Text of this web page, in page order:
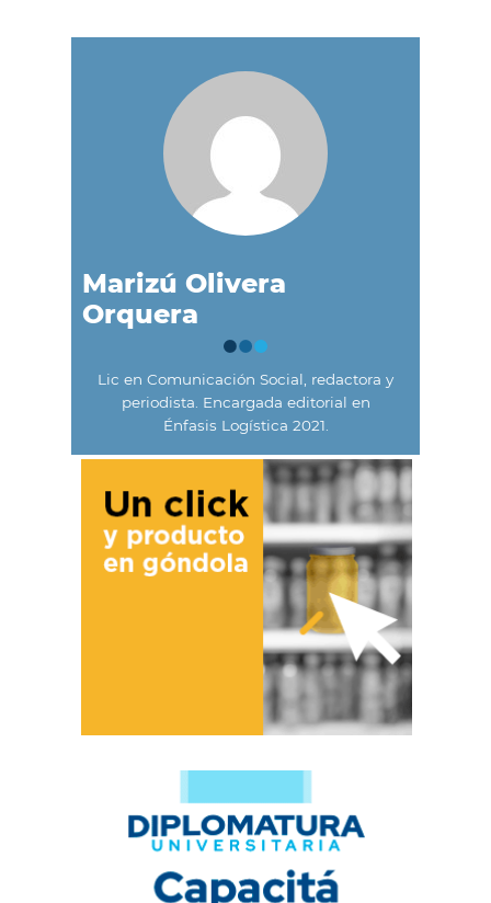
Marizú Olivera
Orquera
Lic en Comunicación Social, redactora y
periodista. Encargada editorial en
Énfasis Logística 2021.